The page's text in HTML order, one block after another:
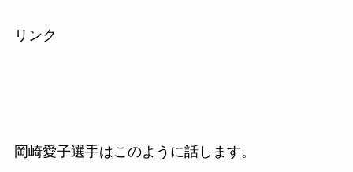
リンク
岡崎愛子選手はこのように話します。